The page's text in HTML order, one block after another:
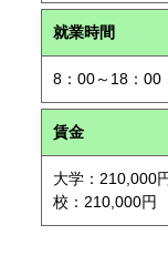
就業時間
8：00～18：00
賃金
大学：
校：210,000円